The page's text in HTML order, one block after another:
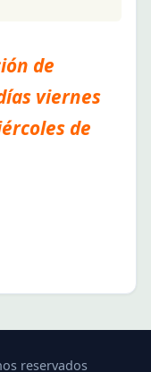
de
viernes
de
reservados